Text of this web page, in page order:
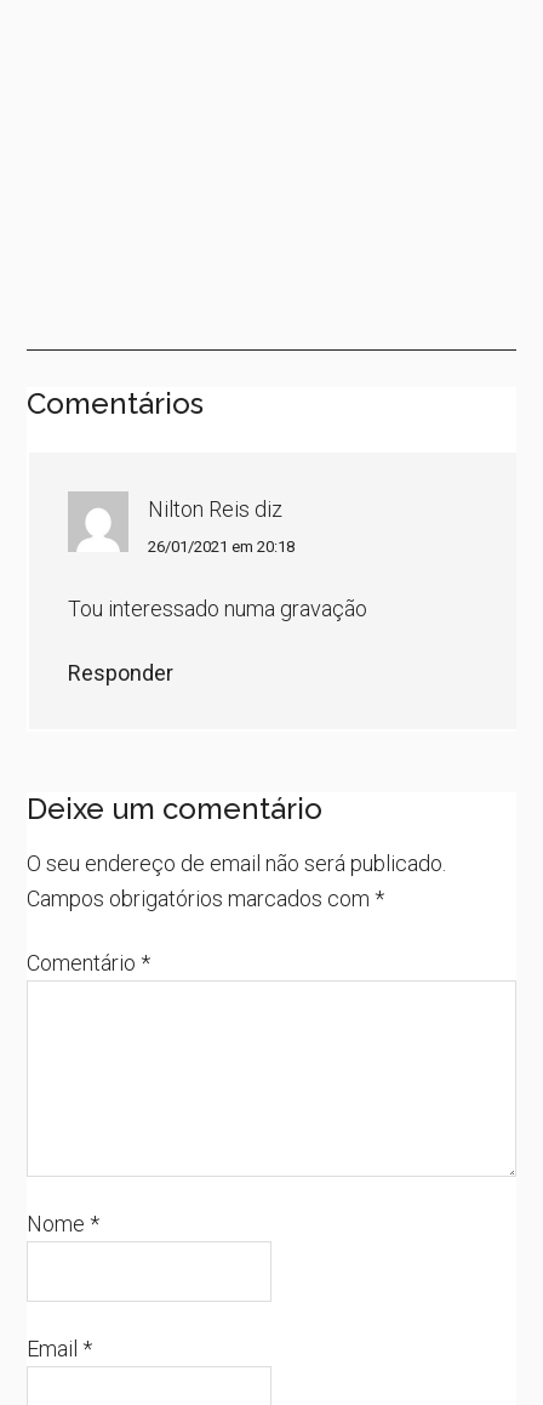
Comentários
Nilton Reis diz
26/01/2021 em 20:18
Tou interessado numa gravação
Responder
Deixe um comentário
O seu endereço de email não será publicado.
Campos obrigatórios marcados com*
Comentário*
Nome*
Email*